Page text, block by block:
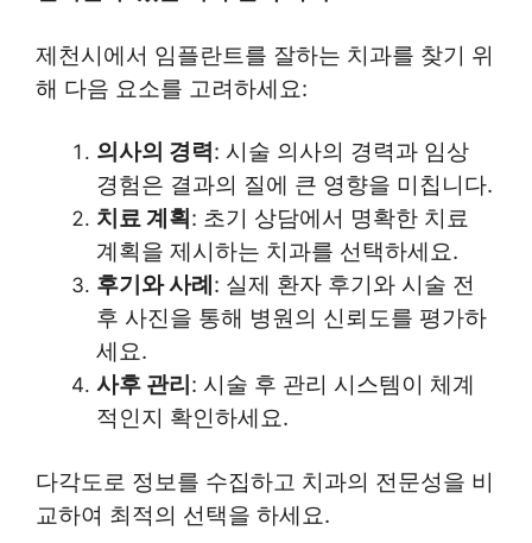
제천시에서 임플란트를 잘하는 치과를 찾기 위
해 다음 요소를 고려하세요:
의사의 경력 : 시술 의사의 경력과 임상
경험은 결과의 질에 큰 영향을 미칩니다.
치료 계획 : 초기 상담에서 명확한 치료
계획을 제시하는 치과를 선택하세요.
후기와 사례 : 실제 환자 후기와 시술 전
후 사진을 통해 병원의 신뢰도를 평가하
세요.
사후 관리 : 시술 후 관리 시스템이 체계
적인지 확인하세요.
다각도로 정보를 수집하고 치과의 전문성을 비
교하여 최적의 선택을 하세요.